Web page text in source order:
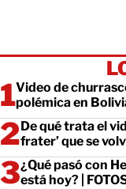
Video de
polémica en
De qué trata el
frater’ que se
¿Qué pasó con
está hoy? |